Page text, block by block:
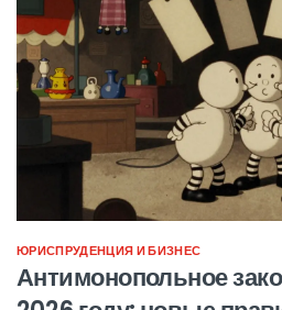
ЮРИСПРУДЕНЦИЯ И БИЗНЕС
Антимонопольное